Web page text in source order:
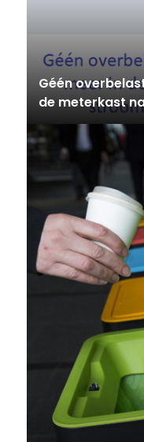
Géén
de meterkast